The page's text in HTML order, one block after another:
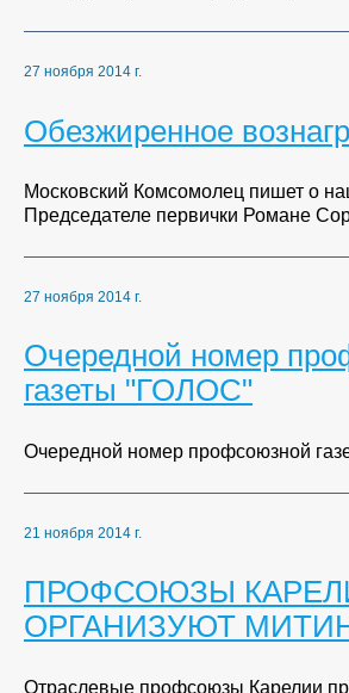
27 ноября 2014 г.
Обезжиренное
Московский Комсомолец пишет о
Председателе первички Романе
27 ноября 2014 г.
Очередной номер
газеты "ГОЛОС"
Очередной номер профсоюзной
21 ноября 2014 г.
ПРОФСОЮЗЫ
ОРГАНИЗУЮТ
Отраслевые профсоюзы Карелии